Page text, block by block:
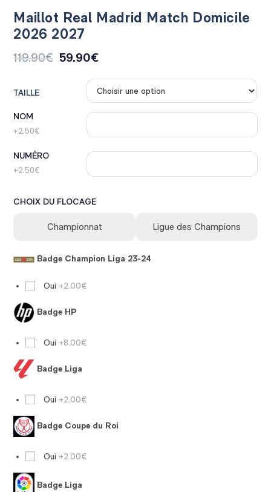
Maillot Real Madrid Match Domicile
2026 2027
119.90€ 59.90€
TAILLE
NOM
+2.50€
NUMÉRO
+2.50€
CHOIX DU FLOCAGE
Championnat Ligue des Champions
Badge Champion Liga 23-24
Oui +2.00€
Badge HP
Oui +8.00€
Badge Liga
Oui +2.00€
Badge Coupe du Roi
Oui +2.00€
Badge Liga